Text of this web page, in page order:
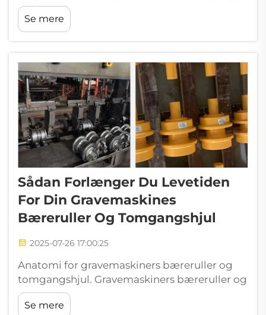
og cylindermontering. Hydrauliske brudere
er afhængige af tre præcisionsfremstillede
komponenter: Stempel: Drevet af hydraulisk
Har...
Se mere
Sådan Forlænger Du Levetiden
For Din Gravemaskines
Bæreruller Og Tomgangshjul
2025-07-26 17:00:25
Anatomi for gravemaskiners bæreruller og
tomgangshjul. Gravemaskiners bæreruller og
tomgangshjul udgør grundlaget for effektive
understelssystemer og muliggør kontrolleret
Se mere